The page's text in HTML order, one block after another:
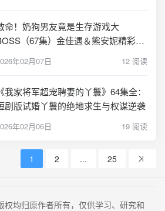
命！奶狗男友竟是生存游戏大
（67集）金佳遇＆熊安妮精彩短
年02月07日 12 阅读
《我家将军超宠聘妻的丫鬟》64集全：
剧版试婚丫鬟的绝地求生与权谋逆袭
年02月06日 19 阅读
1 2 ... 25
权均归原作者所有，仅供学习、研究和